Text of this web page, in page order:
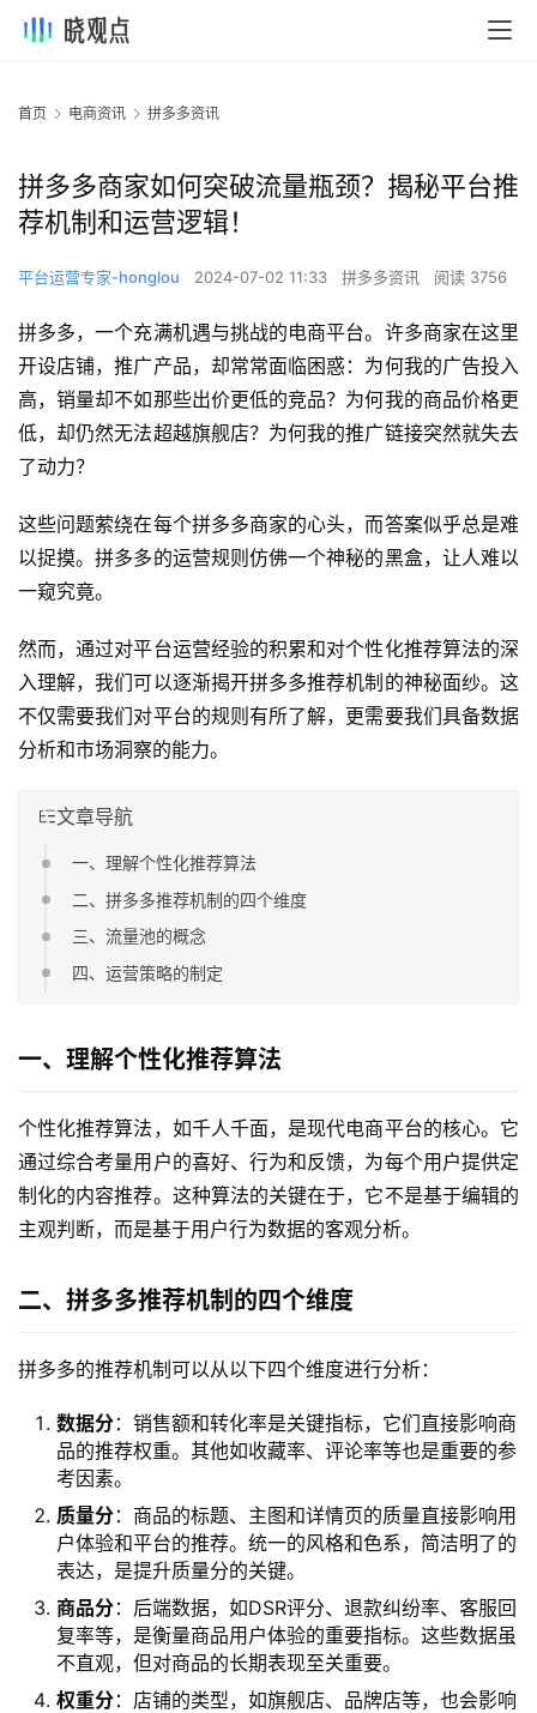
首页 电商资讯 拼多多资讯
拼多多商家如何突破流量瓶颈？揭秘平台推
荐机制和运营逻辑！
平台运营专家-honglou 2024-07-02 11:33 拼多多资讯 阅读 3756
拼多多，一个充满机遇与挑战的电商平台。许多商家在这里
开设店铺，推广产品，却常常面临困惑：为何我的广告投入
高，销量却不如那些出价更低的竞品？为何我的商品价格更
低，却仍然无法超越旗舰店？为何我的推广链接突然就失去
了动力？
这些问题萦绕在每个拼多多商家的心头，而答案似乎总是难
以捉摸。拼多多的运营规则仿佛一个神秘的黑盒，让人难以
一窥究竟。
然而，通过对平台运营经验的积累和对个性化推荐算法的深
入理解，我们可以逐渐揭开拼多多推荐机制的神秘面纱。这
不仅需要我们对平台的规则有所了解，更需要我们具备数据
分析和市场洞察的能力。
文章导航
一、理解个性化推荐算法
二、拼多多推荐机制的四个维度
三、流量池的概念
四、运营策略的制定
一、理解个性化推荐算法
个性化推荐算法，如千人千面，是现代电商平台的核心。它
通过综合考量用户的喜好、行为和反馈，为每个用户提供定
制化的内容推荐。这种算法的关键在于，它不是基于编辑的
主观判断，而是基于用户行为数据的客观分析。
二、拼多多推荐机制的四个维度
拼多多的推荐机制可以从以下四个维度进行分析：
数据分：销售额和转化率是关键指标，它们直接影响商
品的推荐权重。其他如收藏率、评论率等也是重要的参
考因素。
质量分：商品的标题、主图和详情页的质量直接影响用
户体验和平台的推荐。统一的风格和色系，简洁明了的
表达，是提升质量分的关键。
商品分：后端数据，如DSR评分、退款纠纷率、客服回
复率等，是衡量商品用户体验的重要指标。这些数据虽
不直观，但对商品的长期表现至关重要。
权重分：店铺的类型，如旗舰店、品牌店等，也会影响